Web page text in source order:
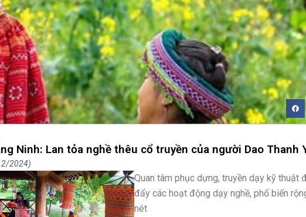
Ninh: Lan tỏa nghề thêu cổ truyền của người Dao Thanh
2024
Quan tâm phục dựng, truyền dạy kỹ thuật
đẩy các hoạt động dạy nghề, phổ biến
nét